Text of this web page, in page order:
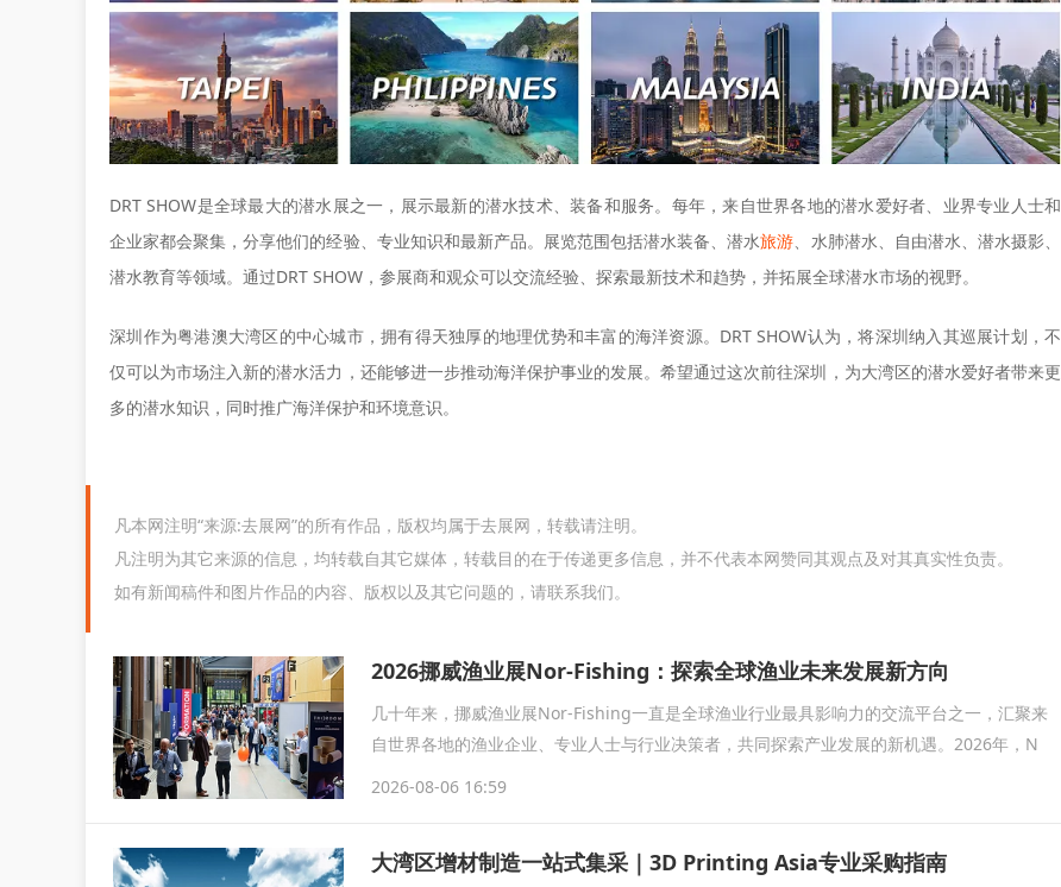
DRT SHOW是全球最大的潜水展之一，展示最新的潜水技术、装备和服务。每年，来自世界各地的潜水爱好者、业界专业人士和
企业家都会聚集，分享他们的经验、专业知识和最新产品。展览范围包括潜水装备、潜水旅游 、水肺潜水、自由潜水、潜水摄影、
潜水教育等领域。通过DRT SHOW，参展商和观众可以交流经验、探索最新技术和趋势，并拓展全球潜水市场的视野。
深圳作为粤港澳大湾区的中心城市，拥有得天独厚的地理优势和丰富的海洋资源。DRT SHOW认为，将深圳纳入其巡展计划，不
仅可以为市场注入新的潜水活力，还能够进一步推动海洋保护事业的发展。希望通过这次前往深圳，为大湾区的潜水爱好者带来更
多的潜水知识，同时推广海洋保护和环境意识。
凡本网注明“来源:去展网”的所有作品，版权均属于去展网，转载请注明。
凡注明为其它来源的信息，均转载自其它媒体，转载目的在于传递更多信息，并不代表本网赞同其观点及对其真实性负责。
如有新闻稿件和图片作品的内容、版权以及其它问题的，请联系我们。
2026挪威渔业展Nor-Fishing：探索全球渔业未来发展新方向
几十年来，挪威渔业展Nor-Fishing一直是全球渔业行业最具影响力的交流平台之一，汇聚来
自世界各地的渔业企业、专业人士与行业决策者，共同探索产业发展的新机遇。2026年，N
2026-08-06 16:59
大湾区增材制造一站式集采｜3D Printing Asia专业采购指南